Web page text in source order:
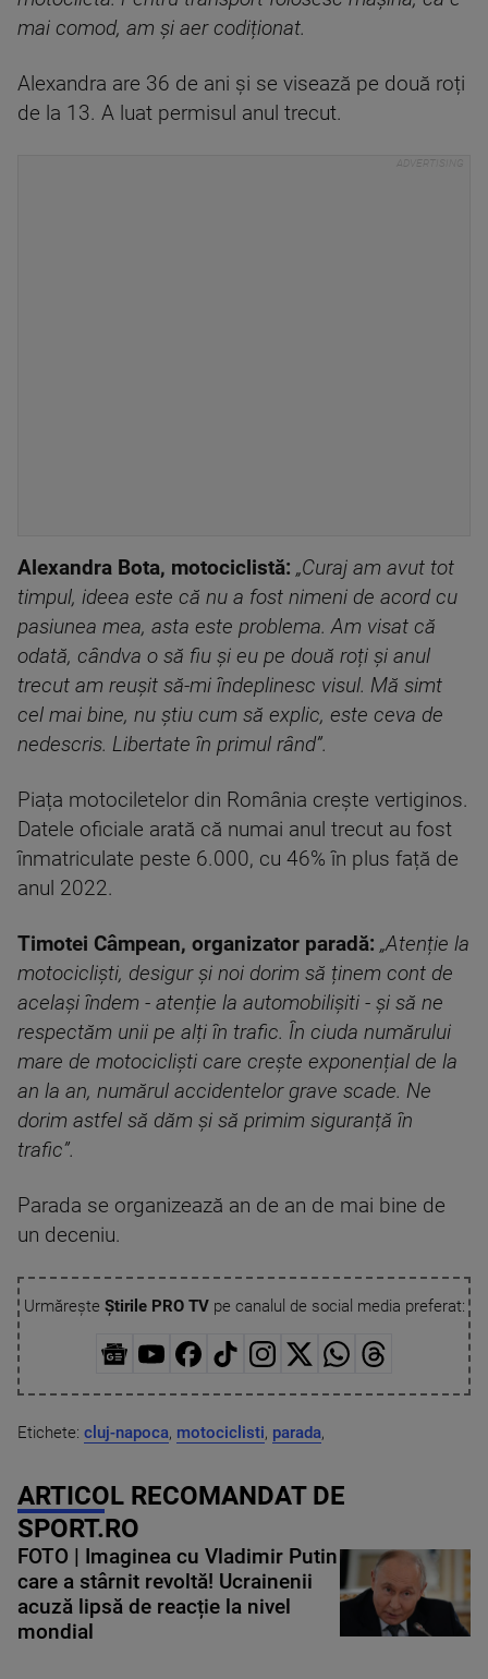
mai comod, am și aer codiționat.
Alexandra are 36 de ani și se visează pe două roți
de la 13. A luat permisul anul trecut.
Alexandra Bota, motociclistă: „Curaj am avut tot
timpul, ideea este că nu a fost nimeni de acord cu
pasiunea mea, asta este problema. Am visat că
odată, cândva o să fiu și eu pe două roți și anul
trecut am reușit să-mi îndeplinesc visul. Mă simt
cel mai bine, nu știu cum să explic, este ceva de
nedescris. Libertate în primul rând”.
Piața motociletelor din România crește vertiginos.
Datele oficiale arată că numai anul trecut au fost
înmatriculate peste 6.000, cu 46% în plus față de
anul 2022.
Timotei Câmpean, organizator paradă: „Atenție la
motocicliști, desigur și noi dorim să ținem cont de
același îndem - atenție la automobilișiti - și să ne
respectăm unii pe alți în trafic. În ciuda numărului
mare de motocicliști care crește exponențial de la
an la an, numărul accidentelor grave scade. Ne
dorim astfel să dăm și să primim siguranță în
trafic”.
Parada se organizează an de an de mai bine de
un deceniu.
Urmărește Știrile PRO TVpe canalul de social media preferat:
Etichete: cluj-napoca, motociclisti, parada,
ARTICOL RECOMANDAT DE
SPORT.RO
FOTO | Imaginea cu Vladimir Putin
care a stârnit revoltă! Ucrainenii
acuză lipsă de reacție la nivel
mondial